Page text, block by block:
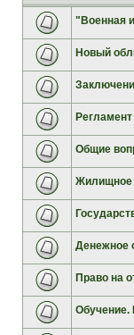
"Военная
Новый
Общие
Жилищное
Денежное
Право на
Обучение.